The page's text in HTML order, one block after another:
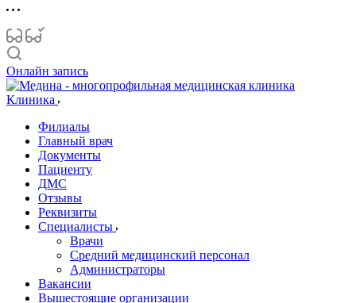
Онлайн запись
Клиника
Филиалы
Главный врач
Документы
Пациенту
ДМС
Отзывы
Реквизиты
Специалисты
Врачи
Средний медицинский персонал
Администраторы
Вакансии
Вышестоящие организации